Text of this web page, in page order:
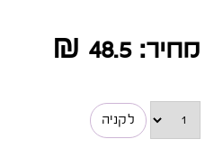
מחיר:48.5 ₪